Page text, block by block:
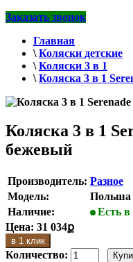
Заказать звонок
Главная
\Коляски детские
\Коляски 3 в 1
\Коляска 3 в 1
Коляска 3 в 1
бежевый
Производитель: Разное
Модель:
Польша
Наличие:
Есть
Цена: 31 034ք
в 1 клик
Количество: